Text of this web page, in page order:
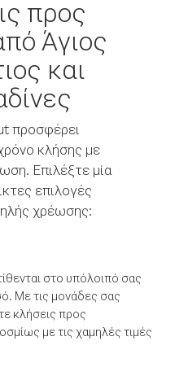
προς
Άγιος
και
προσφέρει
κλήσης με
Επιλέξτε μία
επιλογές
χρέωσης:
στο υπόλοιπό σας
Με τις μονάδες σας
κλήσεις προς
με τις χαμηλές τιμές